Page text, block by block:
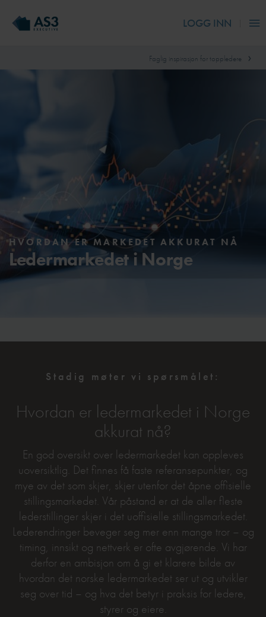
LOGG INN
Faglig inspirasjon for toppledere
HVORDAN ER MARKEDET AKKURAT NÅ
Ledermarkedet i Norge
Stadig møter vi spørsmålet:
Hvordan er ledermarkedet i Norge
akkurat nå?
En god oversikt over ledermarkedet kan oppleves
uoversiktlig. Det finnes få faste referansepunkter, og
mye av det som skjer, skjer utenfor det åpne offisielle
stillingsmarkedet. Vår påstand er at de aller fleste
lederstillinger skjer i det uoffisielle stillingsmarkedet.
Lederendringer beveger seg mer enn mange tror – og
timing, innsikt og nettverk er ofte avgjørende. Vi har
derfor en ambisjon om å gi et klarere bilde av
hvordan det norske ledermarkedet ser ut og utvikler
seg over tid – og hva det betyr i praksis for ledere,
styrer og eiere.